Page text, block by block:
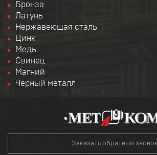
Бронза
Латунь
Нержавеющая сталь
Цинк
Медь
Свинец
Магний
Черный металл
Заказать обратный звонок